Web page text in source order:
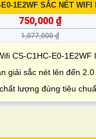
E0-1E2WF SẮC NÉT WIFI
750,000 ₫
1,077,000 ₫
CS-C1HC-E0-1E2WF
giải sắc nét lên đến 2.0
lượng đúng tiêu